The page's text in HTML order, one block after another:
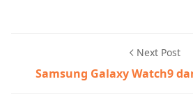
Next Post
Samsung Galaxy Watch9